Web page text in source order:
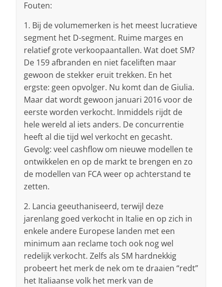
Fouten:
1. Bij de volumemerken is het meest lucratieve
segment het D-segment. Ruime marges en
relatief grote verkoopaantallen. Wat doet SM?
De 159 afbranden en niet faceliften maar
gewoon de stekker eruit trekken. En het
ergste: geen opvolger. Nu komt dan de Giulia.
Maar dat wordt gewoon januari 2016 voor de
eerste worden verkocht. Inmiddels rijdt de
hele wereld al iets anders. De concurrentie
heeft al die tijd wel verkocht en gecasht.
Gevolg: veel cashflow om nieuwe modellen te
ontwikkelen en op de markt te brengen en zo
de modellen van FCA weer op achterstand te
zetten.
2. Lancia geeuthaniseerd, terwijl deze
jarenlang goed verkocht in Italie en op zich in
enkele andere Europese landen met een
minimum aan reclame toch ook nog wel
redelijk verkocht. Zelfs als SM hardnekkig
probeert het merk de nek om te draaien “redt”
het Italiaanse volk het merk van de